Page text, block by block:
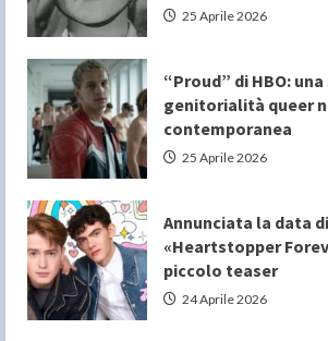
25 Aprile 2026
“Proud” di HBO:
genitorialità queer
contemporanea
25 Aprile 2026
Annunciata la data
«Heartstopper
piccolo teaser
24 Aprile 2026